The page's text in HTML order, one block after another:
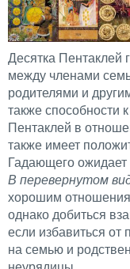
Десятка Пентаклей
между членами
родителями и
также способности
Пентаклей в
также имеет
Гадающего
В перевернутом
хорошим
однако добиться
если избавиться от
на семью и